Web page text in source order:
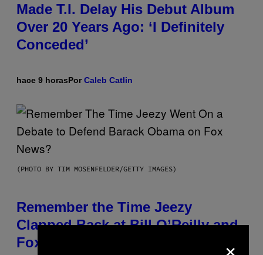
Made T.I. Delay His Debut Album
Over 20 Years Ago: ‘I Definitely
Conceded’
hace 9 horasPorCaleb Catlin
(PHOTO BY TIM MOSENFELDER/GETTY IMAGES)
Remember the Time Jeezy
Clapped Back at Bill O’Reilly and
Fox News in Defense of Barack ×